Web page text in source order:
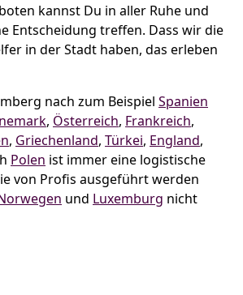
kannst Du in aller Ruhe und
Entscheidung treffen. Dass wir die
in der Stadt haben, das erleben
nach zum Beispiel Spanien
, Österreich, Frankreich,
, Griechenland, Türkei, England,
Polen ist immer eine logistische
von Profis ausgeführt werden
und Luxemburg nicht